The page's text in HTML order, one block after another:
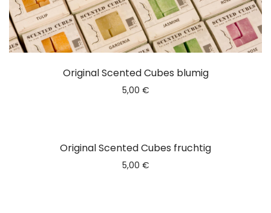
Original Scented Cubes blumig
5,00 €
Original Scented Cubes fruchtig
5,00 €